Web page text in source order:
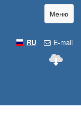
Меню
E-mail
RU